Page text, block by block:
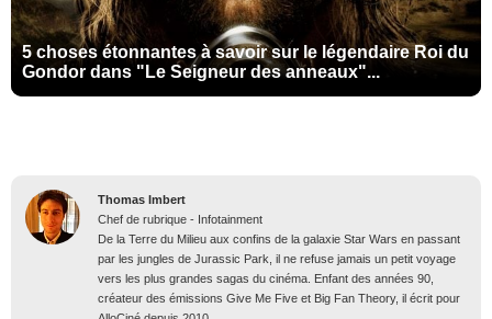
5 choses étonnantes à savoir sur le légendaire Roi du
Gondor dans "Le Seigneur des anneaux"...
Thomas Imbert
Chef de rubrique - Infotainment
De la Terre du Milieu aux confins de la galaxie Star Wars en passant
par les jungles de Jurassic Park, il ne refuse jamais un petit voyage
vers les plus grandes sagas du cinéma. Enfant des années 90,
créateur des émissions Give Me Five et Big Fan Theory, il écrit pour